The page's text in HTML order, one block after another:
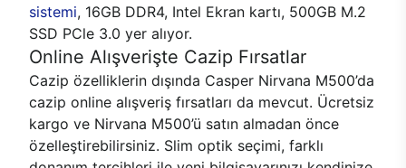
sistemi, 16GB DDR4, Intel Ekran kartı, 500GB M.2
SSD PCle 3.0 yer alıyor.
Online Alışverişte Cazip Fırsatlar
Cazip özelliklerin dışında Casper Nirvana M500’da
cazip online alışveriş fırsatları da mevcut. Ücretsiz
kargo ve Nirvana M500’ü satın almadan önce
özelleştirebilirsiniz. Slim optik seçimi, farklı